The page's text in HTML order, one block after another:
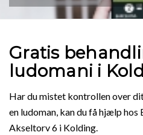
Gratis
ludomani i
Har du mistet kontrollen over
en ludoman, kan du få hjælp
Akseltorv 6 i Kolding.